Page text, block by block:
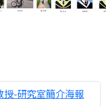
-研究室簡介海報